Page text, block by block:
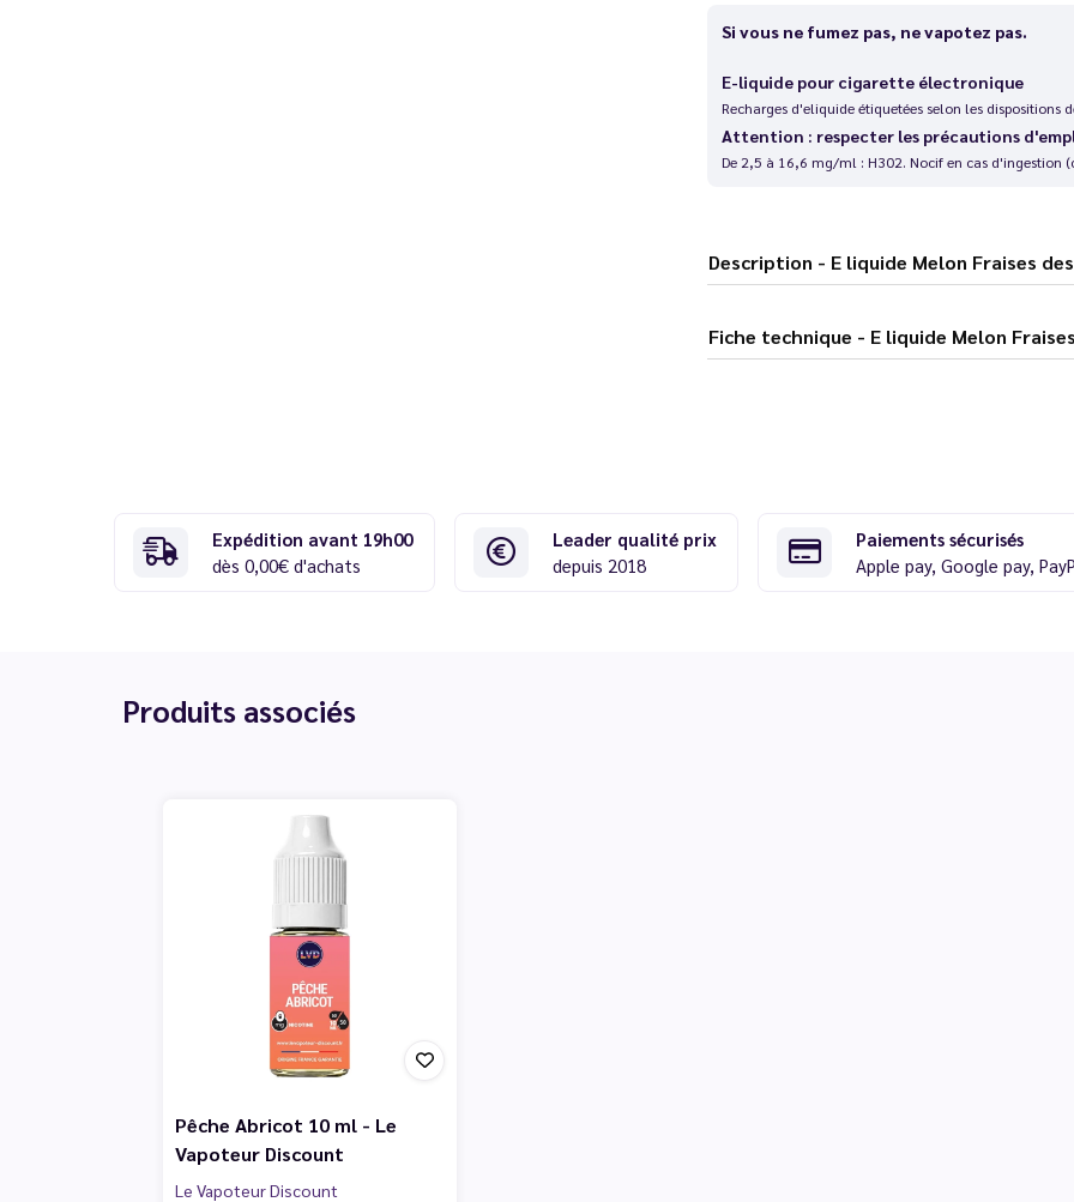
Si vous ne fumez pas, ne vapotez pas.
E-liquide pour cigarette électronique
Recharges d'eliquide étiquetées selon les
Attention : respecter les précautions
De 2,5 à 16,6 mg/ml : H302. Nocif en cas d'ingestion
Description - E liquide Melon
Fiche technique - E liquide
Expédition avant 19h00
dès 0,00€ d'achats
Leader qualité prix
depuis 2018
Paiements sécurisés
Apple pay, Google pay,
Produits associés
Pêche Abricot 10 ml - Le
Vapoteur Discount
Le Vapoteur Discount